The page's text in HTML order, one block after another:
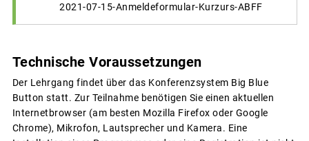
2021-07-15-Anmeldeformular-Kurzurs-ABFF
Technische Voraussetzungen
Der Lehrgang findet über das Konferenzsystem Big Blue
Button statt. Zur Teilnahme benötigen Sie einen aktuellen
Internetbrowser (am besten Mozilla Firefox oder Google
Chrome), Mikrofon, Lautsprecher und Kamera. Eine